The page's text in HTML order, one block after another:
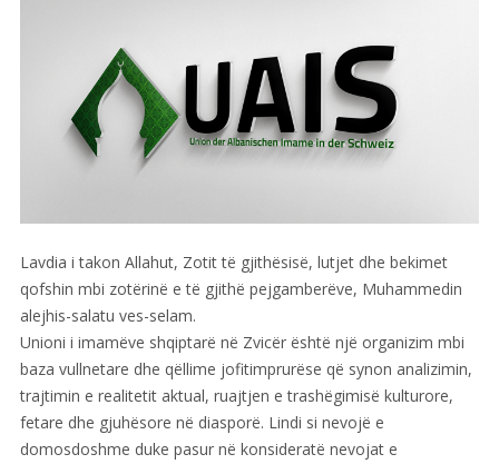
Lavdia i takon Allahut, Zotit të gjithësisë, lutjet dhe bekimet
qofshin mbi zotërinë e të gjithë pejgamberëve, Muhammedin
alejhis-salatu ves-selam.
Unioni i imamëve shqiptarë në Zvicër është një organizim mbi
baza vullnetare dhe qëllime jofitimprurëse që synon analizimin,
trajtimin e realitetit aktual, ruajtjen e trashëgimisë kulturore,
fetare dhe gjuhësore në diasporë. Lindi si nevojë e
domosdoshme duke pasur në konsideratë nevojat e